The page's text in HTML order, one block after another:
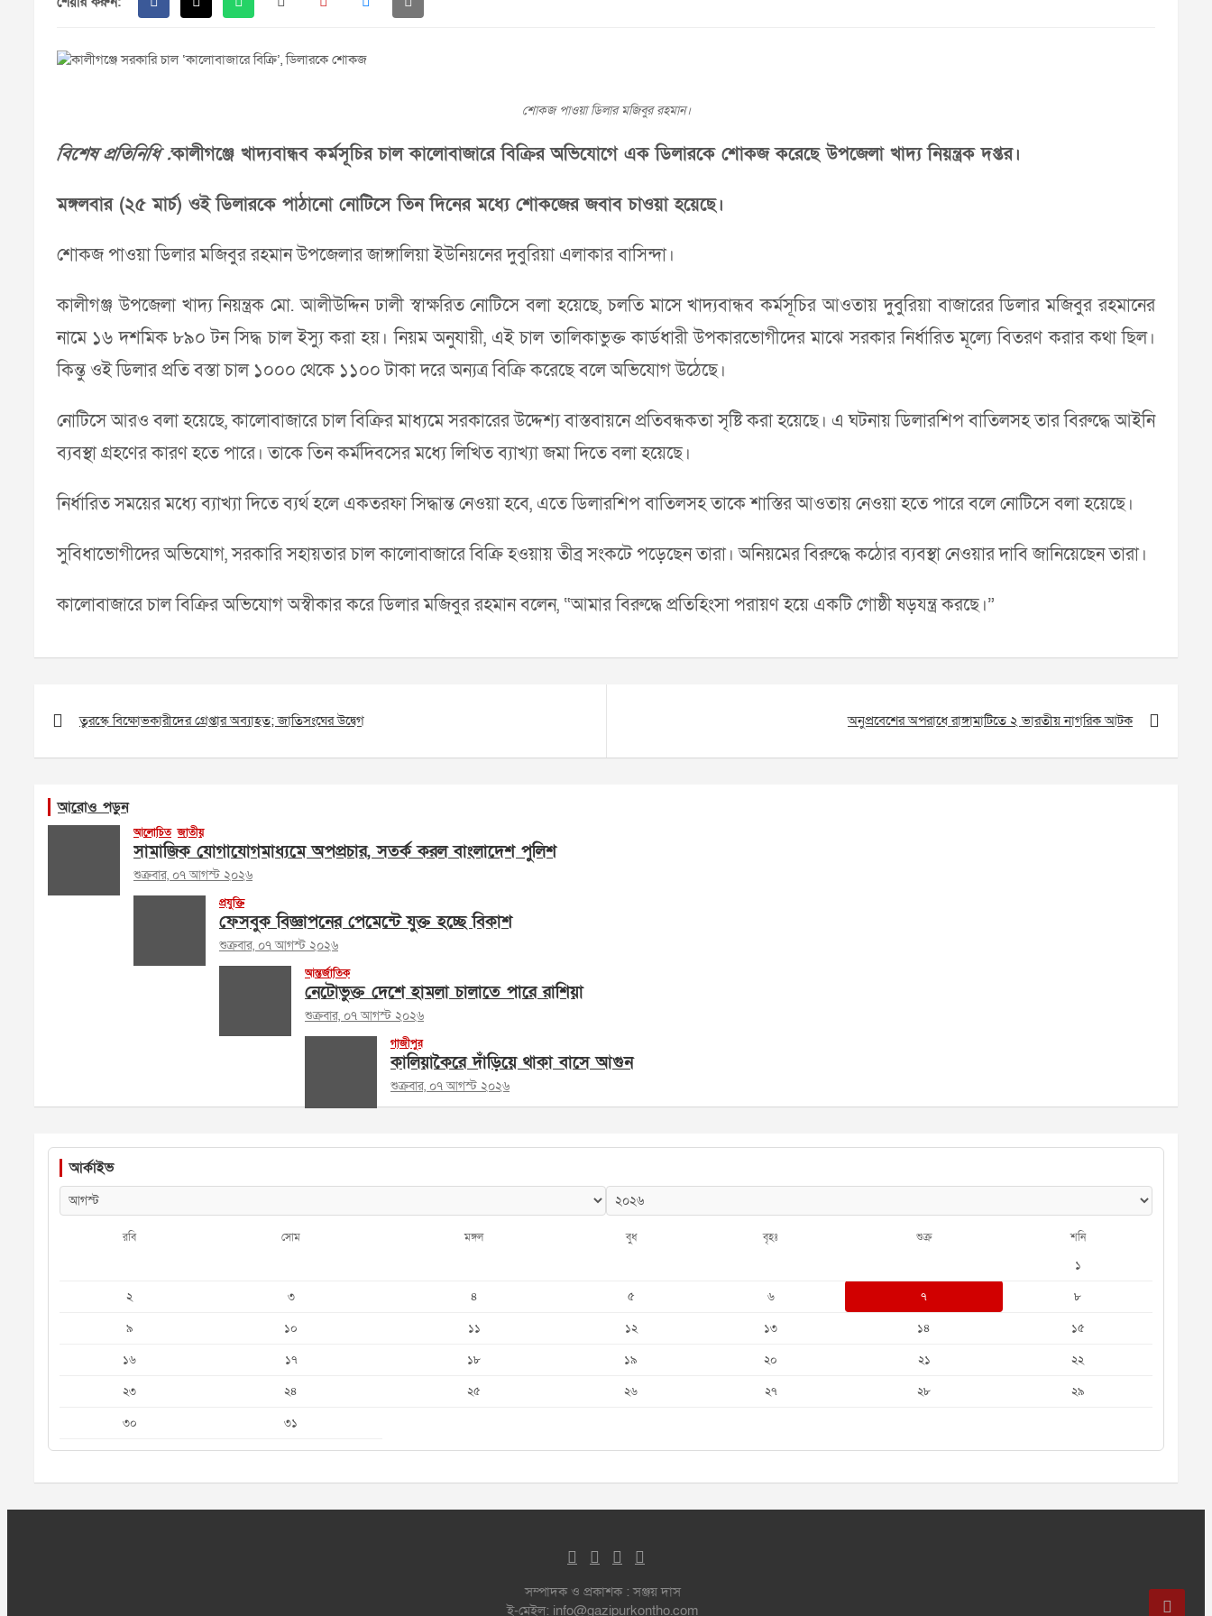
শোকজ পাওয়া ডিলার মজিবুর রহমান।
বিশেষ প্রতিনিধি :কালীগঞ্জে খাদ্যবান্ধব কর্মসূচির চাল কালোবাজারে বিক্রির অভিযোগে এক ডিলারকে শোকজ করেছে উপজেলা খাদ্য নিয়ন্ত্রক দপ্তর।
মঙ্গলবার (২৫ মার্চ) ওই ডিলারকে পাঠানো নোটিসে তিন দিনের মধ্যে শোকজের জবাব চাওয়া হয়েছে।
শোকজ পাওয়া ডিলার মজিবুর রহমান উপজেলার জাঙ্গালিয়া ইউনিয়নের দুবুরিয়া এলাকার বাসিন্দা।
কালীগঞ্জ উপজেলা খাদ্য নিয়ন্ত্রক মো. আলীউদ্দিন ঢালী স্বাক্ষরিত নোটিসে বলা হয়েছে, চলতি মাসে খাদ্যবান্ধব কর্মসূচির আওতায় দুবুরিয়া বাজারের ডিলার মজিবুর রহমানের
নামে ১৬ দশমিক ৮৯০ টন সিদ্ধ চাল ইস্যু করা হয়। নিয়ম অনুযায়ী, এই চাল তালিকাভুক্ত কার্ডধারী উপকারভোগীদের মাঝে সরকার নির্ধারিত মূল্যে বিতরণ করার কথা ছিল।
কিন্তু ওই ডিলার প্রতি বস্তা চাল ১০০০ থেকে ১১০০ টাকা দরে অন্যত্র বিক্রি করেছে বলে অভিযোগ উঠেছে।
নোটিসে আরও বলা হয়েছে, কালোবাজারে চাল বিক্রির মাধ্যমে সরকারের উদ্দেশ্য বাস্তবায়নে প্রতিবন্ধকতা সৃষ্টি করা হয়েছে। এ ঘটনায় ডিলারশিপ বাতিলসহ তার বিরুদ্ধে আইনি
ব্যবস্থা গ্রহণের কারণ হতে পারে। তাকে তিন কর্মদিবসের মধ্যে লিখিত ব্যাখ্যা জমা দিতে বলা হয়েছে।
নির্ধারিত সময়ের মধ্যে ব্যাখ্যা দিতে ব্যর্থ হলে একতরফা সিদ্ধান্ত নেওয়া হবে, এতে ডিলারশিপ বাতিলসহ তাকে শাস্তির আওতায় নেওয়া হতে পারে বলে নোটিসে বলা হয়েছে।
সুবিধাভোগীদের অভিযোগ, সরকারি সহায়তার চাল কালোবাজারে বিক্রি হওয়ায় তীব্র সংকটে পড়েছেন তারা। অনিয়মের বিরুদ্ধে কঠোর ব্যবস্থা নেওয়ার দাবি জানিয়েছেন তারা।
কালোবাজারে চাল বিক্রির অভিযোগ অস্বীকার করে ডিলার মজিবুর রহমান বলেন, “আমার বিরুদ্ধে প্রতিহিংসা পরায়ণ হয়ে একটি গোষ্ঠী ষড়যন্ত্র করছে।”
navigation
তুরস্কে বিক্ষোভকারীদের গ্রেপ্তার অব্যাহত; জাতিসংঘের উদ্বেগ অনুপ্রবেশের অপরাধে রাঙ্গামাটিতে ২ ভারতীয় নাগরিক আটক
আরোও পড়ুন
আলোচিত জাতীয়
সামাজিক যোগাযোগমাধ্যমে অপপ্রচার, সতর্ক করল বাংলাদেশ পুলিশ
শুক্রবার, ০৭ আগস্ট ২০২৬
প্রযুক্তি
ফেসবুক বিজ্ঞাপনের পেমেন্টে যুক্ত হচ্ছে বিকাশ
শুক্রবার, ০৭ আগস্ট ২০২৬
আন্তর্জাতিক
নেটোভুক্ত দেশে হামলা চালাতে পারে রাশিয়া
শুক্রবার, ০৭ আগস্ট ২০২৬
গাজীপুর
কালিয়াকৈরে দাঁড়িয়ে থাকা বাসে আগুন
শুক্রবার, ০৭ আগস্ট ২০২৬
আর্কাইভ
রবি সোম মঙ্গল বুধ বৃহঃ শুক্র শনি
১
২
৩ ৪ ৫ ৬ ৭
৮
৯
১০ ১১ ১২ ১৩ ১৪
১৫
১৬
১৭ ১৮ ১৯ ২০ ২১
২২
২৩
২৪ ২৫ ২৬ ২৭ ২৮
২৯
৩০
৩১
সম্পাদক ও প্রকাশক : সঞ্জয় দাস
ই-মেইল: info@gazipurkontho.com